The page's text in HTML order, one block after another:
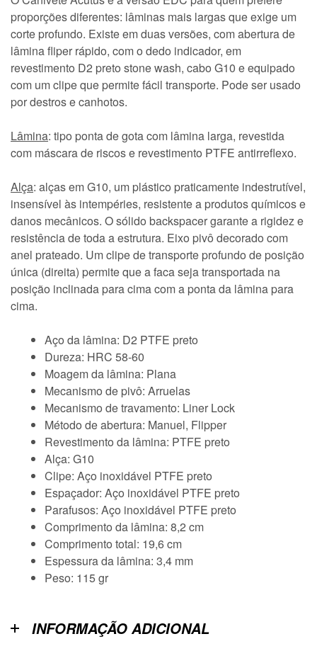
proporções diferentes: lâminas mais largas que exige um
corte profundo. Existe em duas versões, com abertura de
lâmina fliper rápido, com o dedo indicador, em
revestimento D2 preto stone wash, cabo G10 e equipado
com um clipe que permite fácil transporte. Pode ser usado
por destros e canhotos.
Lâmina: tipo ponta de gota com lâmina larga, revestida
com máscara de riscos e revestimento PTFE antirreflexo.
Alça: alças em G10, um plástico praticamente indestrutível,
insensível às intempéries, resistente a produtos químicos e
danos mecânicos. O sólido backspacer garante a rigidez e
resistência de toda a estrutura. Eixo pivô decorado com
anel prateado. Um clipe de transporte profundo de posição
única (direita) permite que a faca seja transportada na
posição inclinada para cima com a ponta da lâmina para
cima.
Aço da lâmina: D2 PTFE preto
Dureza: HRC 58-60
Moagem da lâmina: Plana
Mecanismo de pivô: Arruelas
Mecanismo de travamento: Liner Lock
Método de abertura: Manuel, Flipper
Revestimento da lâmina: PTFE preto
Alça: G10
Clipe: Aço inoxidável PTFE preto
Espaçador: Aço inoxidável PTFE preto
Parafusos: Aço inoxidável PTFE preto
Comprimento da lâmina: 8,2 cm
Comprimento total: 19,6 cm
Espessura da lâmina: 3,4 mm
Peso: 115 gr
INFORMAÇÃO ADICIONAL